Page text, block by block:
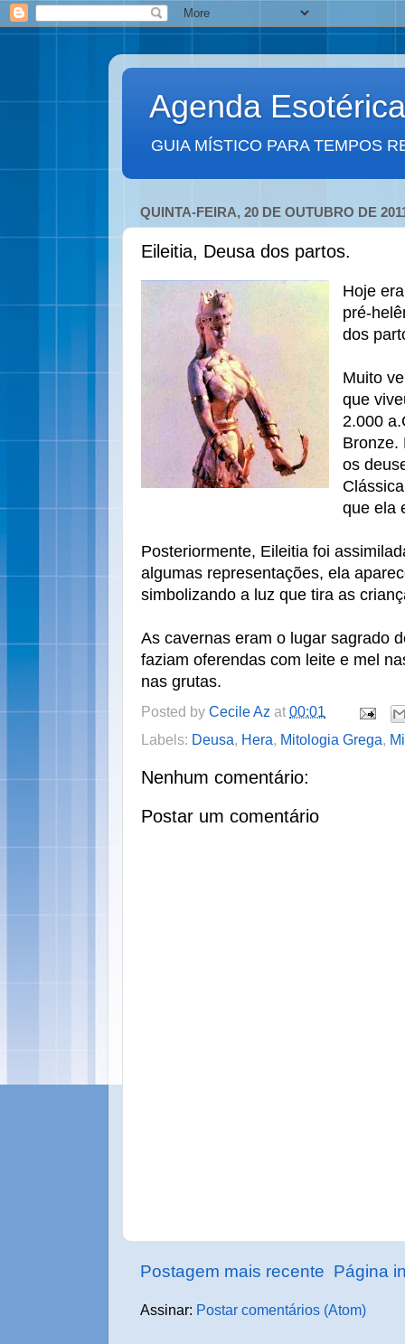
Agenda Esotérica
GUIA MÍSTICO PARA TEMPOS
QUINTA-FEIRA, 20 DE OUTUBRO DE
Eileitia, Deusa dos partos.
Hoje
pré-
dos
Muito
que
2.000
Bronze.
os
que ela
Posteriormente, Eileitia foi
algumas representações, ela
simbolizando a luz que tira as
As cavernas eram o lugar sagrado
faziam oferendas com leite e mel
nas grutas.
Posted by Cecile Az at 00:01
Labels: Deusa, Hera, Mitologia Grega,
Nenhum comentário:
Postar um comentário
Postagem mais recente Página
Assinar: Postar comentários (Atom)